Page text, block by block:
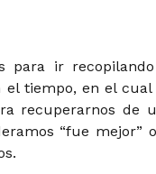
para ir
tiempo, en el cual
recuperarnos de
“fue mejor”